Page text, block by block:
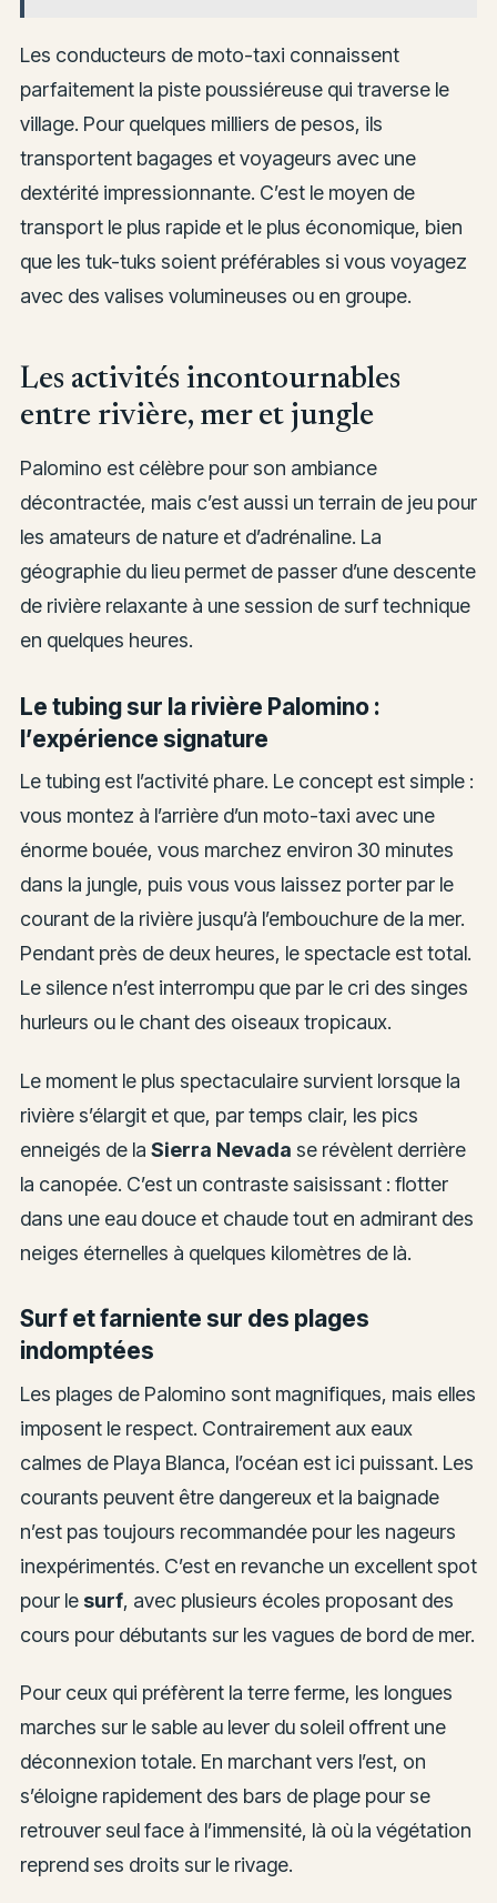
Les conducteurs de moto-taxi connaissent
parfaitement la piste poussiéreuse qui traverse le
village. Pour quelques milliers de pesos, ils
transportent bagages et voyageurs avec une
dextérité impressionnante. C’est le moyen de
transport le plus rapide et le plus économique, bien
que les tuk-tuks soient préférables si vous voyagez
avec des valises volumineuses ou en groupe.
Les activités incontournables
entre rivière, mer et jungle
Palomino est célèbre pour son ambiance
décontractée, mais c’est aussi un terrain de jeu pour
les amateurs de nature et d’adrénaline. La
géographie du lieu permet de passer d’une descente
de rivière relaxante à une session de surf technique
en quelques heures.
Le tubing sur la rivière Palomino :
l’expérience signature
Le tubing est l’activité phare. Le concept est simple :
vous montez à l’arrière d’un moto-taxi avec une
énorme bouée, vous marchez environ 30 minutes
dans la jungle, puis vous vous laissez porter par le
courant de la rivière jusqu’à l’embouchure de la mer.
Pendant près de deux heures, le spectacle est total.
Le silence n’est interrompu que par le cri des singes
hurleurs ou le chant des oiseaux tropicaux.
Le moment le plus spectaculaire survient lorsque la
rivière s’élargit et que, par temps clair, les pics
enneigés de la Sierra Nevada se révèlent derrière
la canopée. C’est un contraste saisissant : flotter
dans une eau douce et chaude tout en admirant des
neiges éternelles à quelques kilomètres de là.
Surf et farniente sur des plages
indomptées
Les plages de Palomino sont magnifiques, mais elles
imposent le respect. Contrairement aux eaux
calmes de Playa Blanca, l’océan est ici puissant. Les
courants peuvent être dangereux et la baignade
n’est pas toujours recommandée pour les nageurs
inexpérimentés. C’est en revanche un excellent spot
pour le surf, avec plusieurs écoles proposant des
cours pour débutants sur les vagues de bord de mer.
Pour ceux qui préfèrent la terre ferme, les longues
marches sur le sable au lever du soleil offrent une
déconnexion totale. En marchant vers l’est, on
s’éloigne rapidement des bars de plage pour se
retrouver seul face à l’immensité, là où la végétation
reprend ses droits sur le rivage.